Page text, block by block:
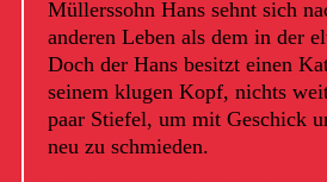
Müllerssohn Hans sehnt sich
anderen Leben als dem in der
Doch der Hans besitzt einen
seinem klugen Kopf, nichts
paar Stiefel, um mit Geschick
neu zu schmieden.